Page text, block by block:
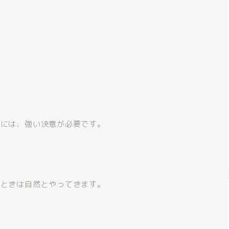
は、強い決意が必要です。
きは自然とやってきます。